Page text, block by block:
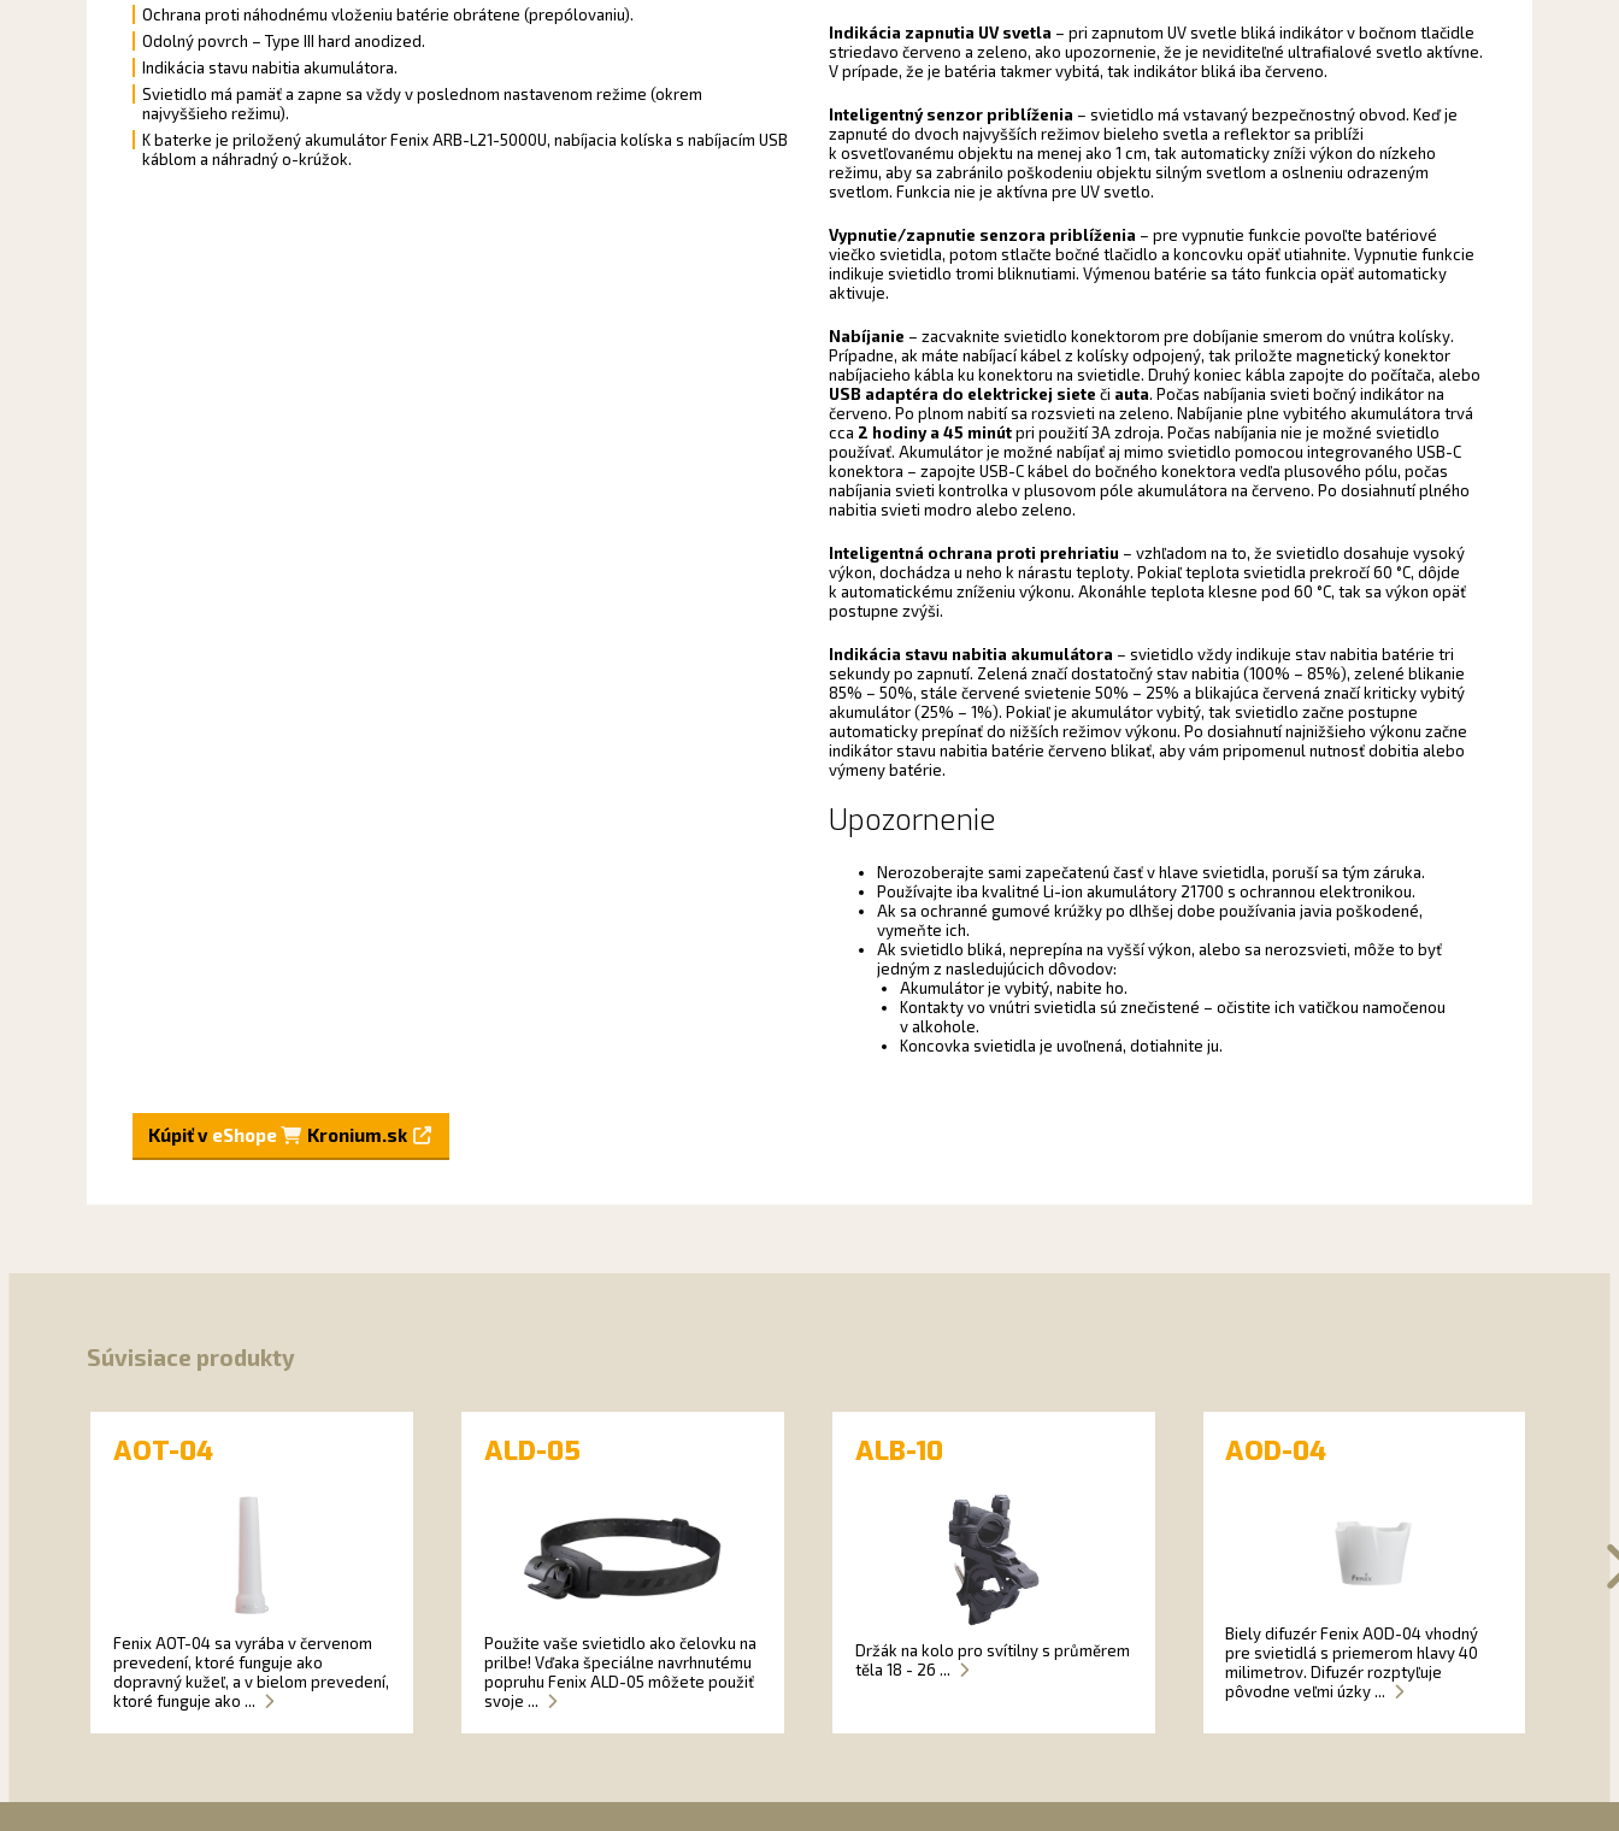
Ochrana proti náhodnému vloženiu batérie obrátene (prepólovaniu).
Odolný povrch – Type III hard anodized.
Indikácia stavu nabitia akumulátora.
Svietidlo má pamäť a zapne sa vždy v poslednom nastavenom režime (okrem
najvyššieho režimu).
K baterke je priložený akumulátor Fenix ARB-L21-5000U, nabíjacia kolíska s nabíjacím USB
káblom a náhradný o-krúžok.
Indikácia zapnutia UV svetla – pri zapnutom UV svetle bliká indikátor v bočnom tlačidle
striedavo červeno a zeleno, ako upozornenie, že je neviditeľné ultrafialové svetlo aktívne.
V prípade, že je batéria takmer vybitá, tak indikátor bliká iba červeno.
Inteligentný senzor priblíženia – svietidlo má vstavaný bezpečnostný obvod. Keď je
zapnuté do dvoch najvyšších režimov bieleho svetla a reflektor sa priblíži
k osvetľovanému objektu na menej ako 1 cm, tak automaticky zníži výkon do nízkeho
režimu, aby sa zabránilo poškodeniu objektu silným svetlom a oslneniu odrazeným
svetlom. Funkcia nie je aktívna pre UV svetlo.
Vypnutie/zapnutie senzora priblíženia – pre vypnutie funkcie povoľte batériové
viečko svietidla, potom stlačte bočné tlačidlo a koncovku opäť utiahnite. Vypnutie funkcie
indikuje svietidlo tromi bliknutiami. Výmenou batérie sa táto funkcia opäť automaticky
aktivuje.
Nabíjanie – zacvaknite svietidlo konektorom pre dobíjanie smerom do vnútra kolísky.
Prípadne, ak máte nabíjací kábel z kolísky odpojený, tak priložte magnetický konektor
nabíjacieho kábla ku konektoru na svietidle. Druhý koniec kábla zapojte do počítača, alebo
USB adaptéra do elektrickej siete či auta. Počas nabíjania svieti bočný indikátor na
červeno. Po plnom nabití sa rozsvieti na zeleno. Nabíjanie plne vybitého akumulátora trvá
cca 2 hodiny a 45 minútpri použití 3A zdroja. Počas nabíjania nie je možné svietidlo
používať. Akumulátor je možné nabíjať aj mimo svietidlo pomocou integrovaného USB-C
konektora – zapojte USB-C kábel do bočného konektora vedľa plusového pólu, počas
nabíjania svieti kontrolka v plusovom póle akumulátora na červeno. Po dosiahnutí plného
nabitia svieti modro alebo zeleno.
Inteligentná ochrana proti prehriatiu – vzhľadom na to, že svietidlo dosahuje vysoký
výkon, dochádza u neho k nárastu teploty. Pokiaľ teplota svietidla prekročí 60 °C, dôjde
k automatickému zníženiu výkonu. Akonáhle teplota klesne pod 60 °C, tak sa výkon opäť
postupne zvýši.
Indikácia stavu nabitia akumulátora – svietidlo vždy indikuje stav nabitia batérie tri
sekundy po zapnutí. Zelená značí dostatočný stav nabitia (100% – 85%), zelené blikanie
85% – 50%, stále červené svietenie 50% – 25% a blikajúca červená značí kriticky vybitý
akumulátor (25% – 1%). Pokiaľ je akumulátor vybitý, tak svietidlo začne postupne
automaticky prepínať do nižších režimov výkonu. Po dosiahnutí najnižšieho výkonu začne
indikátor stavu nabitia batérie červeno blikať, aby vám pripomenul nutnosť dobitia alebo
výmeny batérie.
Upozornenie
Nerozoberajte sami zapečatenú časť v hlave svietidla, poruší sa tým záruka.
Používajte iba kvalitné Li-ion akumulátory 21700 s ochrannou elektronikou.
Ak sa ochranné gumové krúžky po dlhšej dobe používania javia poškodené,
vymeňte ich.
Ak svietidlo bliká, neprepína na vyšší výkon, alebo sa nerozsvieti, môže to byť
jedným z nasledujúcich dôvodov:
Akumulátor je vybitý, nabite ho.
Kontakty vo vnútri svietidla sú znečistené – očistite ich vatičkou namočenou
v alkohole.
Koncovka svietidla je uvoľnená, dotiahnite ju.
Kúpiť v eShope Kronium.sk
Súvisiace produkty
AOT-04
Fenix AOT-04 sa vyrába v červenom
prevedení, ktoré funguje ako
dopravný kužeľ, a v bielom prevedení,
ktoré funguje ako ...
ALD-05
Použite vaše svietidlo ako čelovku na
prilbe! Vďaka špeciálne navrhnutému
popruhu Fenix ALD-05 môžete použiť
svoje ...
ALB-10
Držák na kolo pro svítilny s průměrem
těla 18 - 26 ...
AOD-04
Biely difuzér Fenix AOD-04 vhodný
pre svietidlá s priemerom hlavy 40
milimetrov. Difuzér rozptyľuje
pôvodne veľmi úzky ...